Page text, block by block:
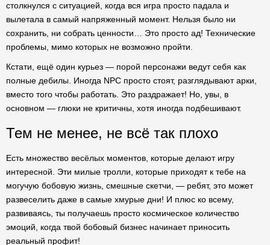
столкнулся с ситуацией, когда вся игра просто падала и
вылетала в самый напряженный момент. Нельзя было ни
сохранить, ни собрать ценности… Это просто ад! Технические
проблемы, мимо которых не возможно пройти.
Кстати, ещё один курьез — порой персонажи ведут себя как
полные дебилы. Иногда NPC просто стоят, разглядывают арки,
вместо того чтобы работать. Это раздражает! Но, увы, в
основном — глюки не критичны, хотя иногда подбешивают.
Тем не менее, не всё так плохо
Есть множество весёлых моментов, которые делают игру
интересной. Эти милые тролли, которые приходят к тебе на
могучую бобовую жизнь, смешные скетчи, — ребят, это может
развеселить даже в самые хмурые дни! И плюс ко всему,
развиваясь, ты получаешь просто космическое количество
эмоций, когда твой бобовый бизнес начинает приносить
реальный профит!